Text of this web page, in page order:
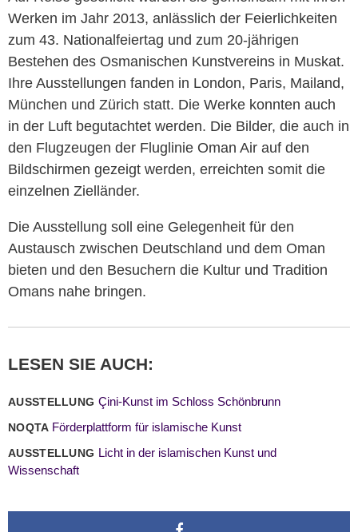
Werken im Jahr 2013, anlässlich der Feierlichkeiten
zum 43. Nationalfeiertag und zum 20-jährigen
Bestehen des Osmanischen Kunstvereins in Muskat.
Ihre Ausstellungen fanden in London, Paris, Mailand,
München und Zürich statt. Die Werke konnten auch
in der Luft begutachtet werden. Die Bilder, die auch in
den Flugzeugen der Fluglinie Oman Air auf den
Bildschirmen gezeigt werden, erreichten somit die
einzelnen Zielländer.
Die Ausstellung soll eine Gelegenheit für den
Austausch zwischen Deutschland und dem Oman
bieten und den Besuchern die Kultur und Tradition
Omans nahe bringen.
LESEN SIE AUCH:
AUSSTELLUNG Çini-Kunst im Schloss Schönbrunn
NOQTA Förderplattform für islamische Kunst
AUSSTELLUNG Licht in der islamischen Kunst und
Wissenschaft